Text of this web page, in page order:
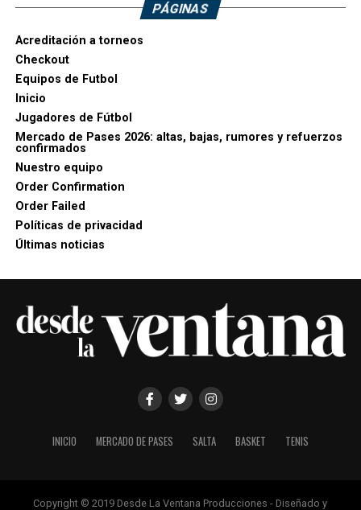
PÁGINAS
Acreditación a torneos
Checkout
Equipos de Futbol
Inicio
Jugadores de Fútbol
Mercado de Pases 2026: altas, bajas, rumores y refuerzos
confirmados
Nuestro equipo
Order Confirmation
Order Failed
Políticas de privacidad
Últimas noticias
INICIO MERCADO DE PASES SALTA BASKET TENIS
Copyright © 2019 Desde La Ventana Producciones - Diseñado y